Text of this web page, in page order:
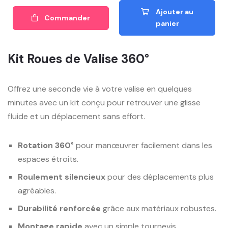
Commander
Ajouter au
panier
Kit Roues de Valise 360°
Offrez une seconde vie à votre valise en quelques
minutes avec un kit conçu pour retrouver une glisse
fluide et un déplacement sans effort.
Rotation 360° pour manœuvrer facilement dans les
espaces étroits.
Roulement silencieuxpour des déplacements plus
agréables.
Durabilité renforcée grâce aux matériaux robustes.